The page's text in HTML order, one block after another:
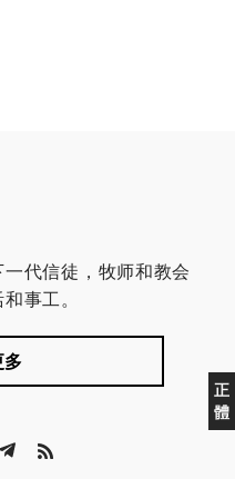
正
體
代信徒，牧师和教会
事工。
多